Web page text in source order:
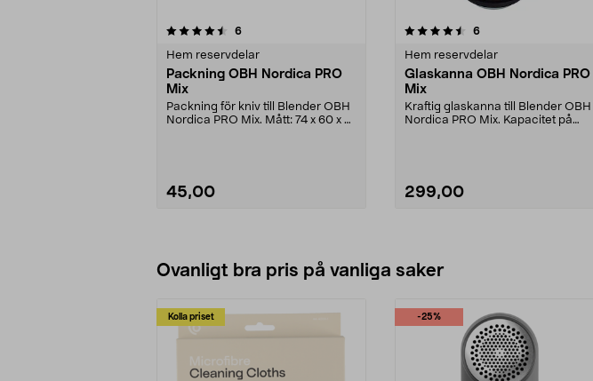
6recensioner
Hem reservdelar
Packning OBH Nordica PRO
Mix
Packning för kniv till Blender OBH
Nordica PRO Mix. Mått: 74 x 60 x 3
45,00
4.5av 5 stjärnor 6recensioner
Hem reservdelar
Glaskanna OBH Nordica PRO
Mix
Kraftig glaskanna till Blender OBH
Nordica PRO Mix. Kapacitet på
299,00
Ovanligt bra pris på vanliga saker
Kolla priset -25%